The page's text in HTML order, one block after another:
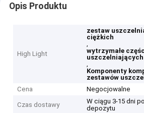
Opis Produktu
High Light
zestaw
ciężkich
,
wytrzymałe
uszczelniających
,
Komponenty
zestawów
Cena
Negocjowalne
Czas dostawy
W ciągu 3-15 dni
depozytu